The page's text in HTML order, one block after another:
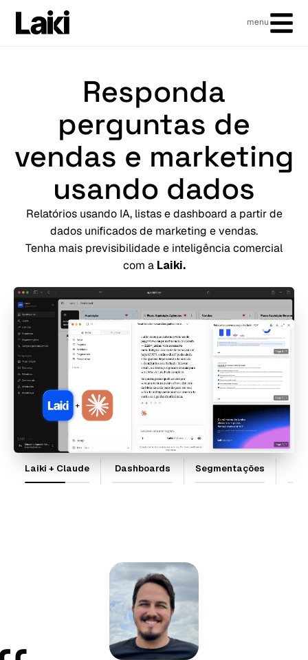
menu
Responda
perguntas de
vendas e marketing
usando dados
Relatórios usando IA, listas e dashboard a partir de
dados unificados de marketing e vendas.
Tenha mais previsibilidade e inteligência comercial
com a Laiki.
Laiki + Claude Dashboards Segmentações